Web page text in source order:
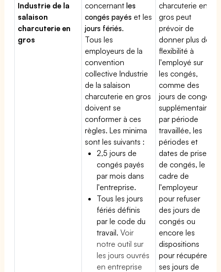
Industrie de la
salaison
charcuterie en
gros
concernantles
congés payés et les
jours fériés.
Tous les
employeurs de la
convention
collective Industrie
de la salaison
charcuterie en gros
doivent se
conformer à ces
règles. Les minima
sont les suivants :
2,5 jours de
congés payés
par mois dans
l'entreprise.
Tous les jours
fériés définis
par le code du
travail.Voir
notre outil sur
les jours ouvrés
en entreprise
charcuterie en
gros peut
prévoir de
donner plus de
flexibilité à
l'employé sur
les congés,
comme des
jours de congé
supplémentaires
par période
travaillée, les
périodes et
dates de prise
de congés, le
cadre de
l'employeur
pour refuser
des jours de
congés ou
encore les
dispositions
pour récupérer
ses jours de